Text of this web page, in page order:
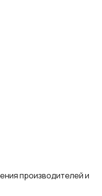
производителей и